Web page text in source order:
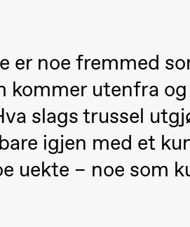
er noe fremmed
kommer utenfra
slags trussel
igjen med et
uekte – noe som